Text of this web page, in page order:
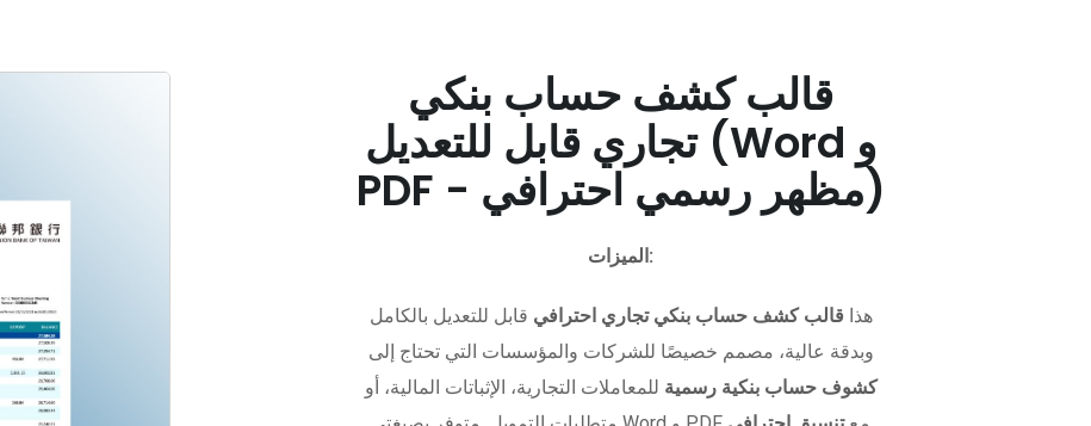
قالب كشف حساب بنكي
تجاري قابل للتعديل (Word و
PDF - مظهر رسمي احترافي)
الميزات:
هذا قالب كشف حساب بنكي تجاري احترافي قابل للتعديل بالكامل
وبدقة عالية، مصمم خصيصًا للشركات والمؤسسات التي تحتاج إلى
كشوف حساب بنكية رسمية للمعاملات التجارية، الإثباتات المالية، أو